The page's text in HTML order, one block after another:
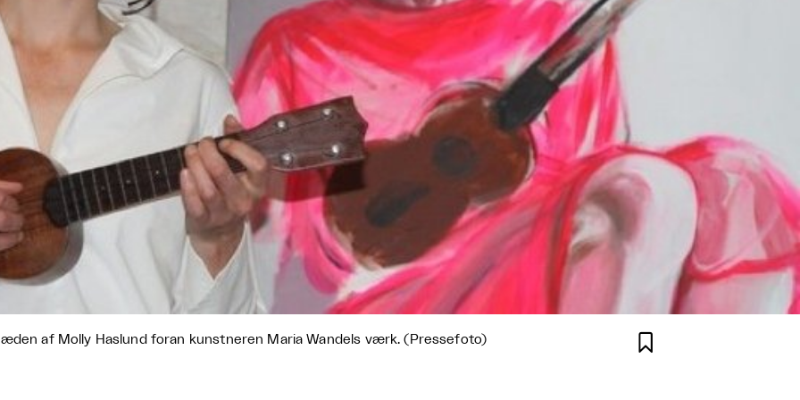
af Molly Haslund foran kunstneren Maria Wandels værk. (Pressefoto) 